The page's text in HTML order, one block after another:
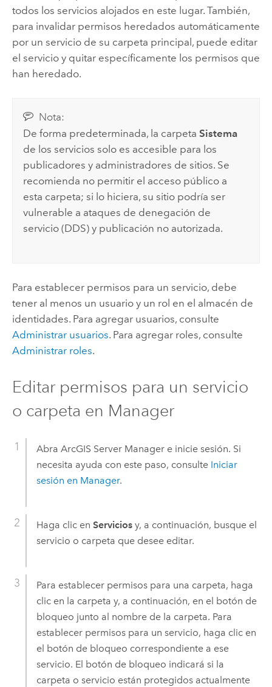
todos los servicios alojados en este lugar. También,
para invalidar permisos heredados automáticamente
por un servicio de su carpeta principal, puede editar
el servicio y quitar específicamente los permisos que
han heredado.
Nota:
De forma predeterminada, la carpetaSistema
de los servicios solo es accesible para los
publicadores y administradores de sitios. Se
recomienda no permitir el acceso público a
esta carpeta; si lo hiciera, su sitio podría ser
vulnerable a ataques de denegación de
servicio (DDS) y publicación no autorizada.
Para establecer permisos para un servicio, debe
tener al menos un usuario y un rol en el almacén de
identidades. Para agregar usuarios, consulte
Administrar usuarios. Para agregar roles, consulte
Administrar roles.
Editar permisos para un servicio
o carpeta en Manager
Abra ArcGIS Server Manager e inicie sesión. Si
necesita ayuda con este paso, consulte Iniciar
sesión en Manager.
Haga clic en Serviciosy, a continuación, busque el
servicio o carpeta que desee editar.
Para establecer permisos para una carpeta, haga
clic en la carpeta y, a continuación, en el botón de
bloqueo junto al nombre de la carpeta. Para
establecer permisos para un servicio, haga clic en
el botón de bloqueo correspondiente a ese
servicio. El botón de bloqueo indicará si la
carpeta o servicio están protegidos actualmente